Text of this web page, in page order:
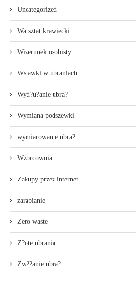
Uncategorized
Warsztat krawiecki
Wizerunek osobisty
Wstawki w ubraniach
Wyd?u?anie ubra?
Wymiana podszewki
wymiarowanie ubra?
Wzorcownia
Zakupy przez internet
zarabianie
Zero waste
Z?ote ubrania
Zw??anie ubra?